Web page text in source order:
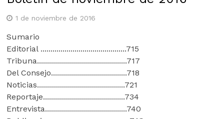
1 de noviembre de 2016
Sumario
Editorial ...........................................715
Tribuna.............................................717
Del Consejo......................................718
Noticias............................................721
Reportaje.........................................734
Entrevista.........................................740